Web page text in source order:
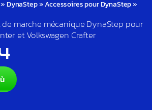
»DynaStep»Accessoires pour DynaStep»
marche mécanique DynaStep pour
et Volkswagen Crafter